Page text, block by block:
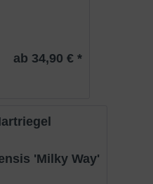
ab 34,90 € *
'Milky Way'